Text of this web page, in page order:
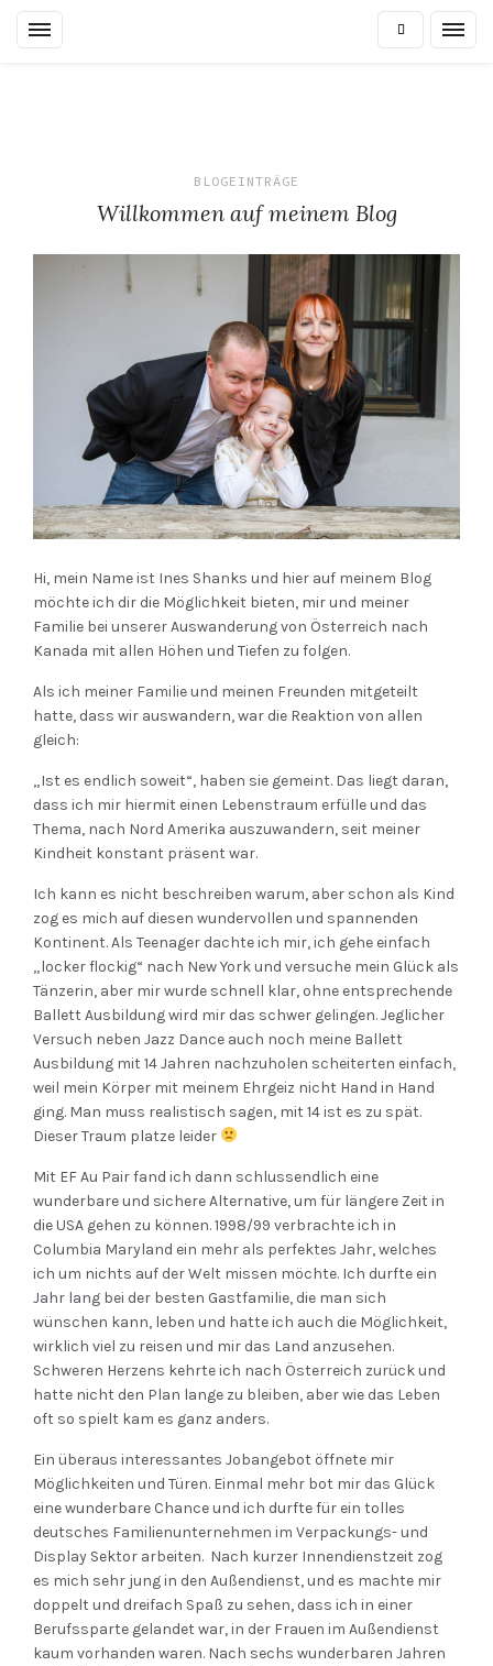
to
BLOGEINTRÄGE
Willkommen auf meinem Blog
Hi, mein Name ist Ines Shanks und hier auf meinem Blog
möchte ich dir die Möglichkeit bieten, mir und meiner
Familie bei unserer Auswanderung von Österreich nach
Kanada mit allen Höhen und Tiefen zu folgen.
Als ich meiner Familie und meinen Freunden mitgeteilt
hatte, dass wir auswandern, war die Reaktion von allen
gleich:
„Ist es endlich soweit“, haben sie gemeint. Das liegt daran,
dass ich mir hiermit einen Lebenstraum erfülle und das
Thema, nach Nord Amerika auszuwandern, seit meiner
Kindheit konstant präsent war.
Ich kann es nicht beschreiben warum, aber schon als Kind
zog es mich auf diesen wundervollen und spannenden
Kontinent. Als Teenager dachte ich mir, ich gehe einfach
„locker flockig“ nach New York und versuche mein Glück als
Tänzerin, aber mir wurde schnell klar, ohne entsprechende
Ballett Ausbildung wird mir das schwer gelingen. Jeglicher
Versuch neben Jazz Dance auch noch meine Ballett
Ausbildung mit 14 Jahren nachzuholen scheiterten einfach,
weil mein Körper mit meinem Ehrgeiz nicht Hand in Hand
ging. Man muss realistisch sagen, mit 14 ist es zu spät.
Dieser Traum platze leider
Mit EF Au Pair fand ich dann schlussendlich eine
wunderbare und sichere Alternative, um für längere Zeit in
die USA gehen zu können. 1998/99 verbrachte ich in
Columbia Maryland ein mehr als perfektes Jahr, welches
ich um nichts auf der Welt missen möchte. Ich durfte ein
Jahr lang bei der besten Gastfamilie, die man sich
wünschen kann, leben und hatte ich auch die Möglichkeit,
wirklich viel zu reisen und mir das Land anzusehen.
Schweren Herzens kehrte ich nach Österreich zurück und
hatte nicht den Plan lange zu bleiben, aber wie das Leben
oft so spielt kam es ganz anders.
Ein überaus interessantes Jobangebot öffnete mir
Möglichkeiten und Türen. Einmal mehr bot mir das Glück
eine wunderbare Chance und ich durfte für ein tolles
deutsches Familienunternehmen im Verpackungs- und
Display Sektor arbeiten. Nach kurzer Innendienstzeit zog
es mich sehr jung in den Außendienst, und es machte mir
doppelt und dreifach Spaß zu sehen, dass ich in einer
Berufssparte gelandet war, in der Frauen im Außendienst
kaum vorhanden waren. Nach sechs wunderbaren Jahren